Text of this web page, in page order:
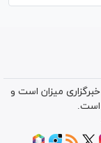
میزان است و
است.